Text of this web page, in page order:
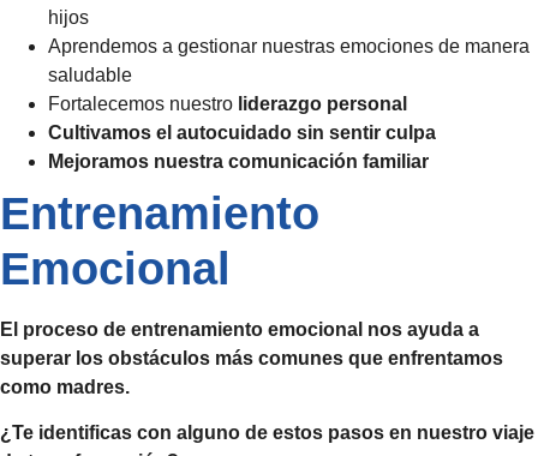
hijos
Aprendemos a gestionar nuestras emociones de manera
saludable
Fortalecemos nuestro liderazgo personal
Cultivamos el autocuidado sin sentir culpa
Mejoramos nuestra comunicación familiar
Entrenamiento
Emocional
El proceso de entrenamiento emocional nos ayuda a
superar los obstáculos más comunes que enfrentamos
como madres.
¿Te identificas con alguno de estos pasos en nuestro viaje